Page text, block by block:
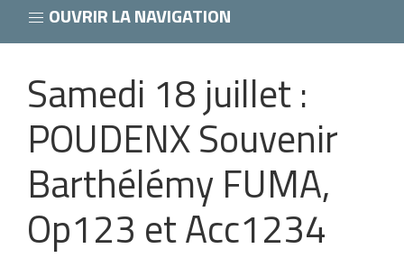
OUVRIR LA NAVIGATION
Samedi 18 juillet :
POUDENX Souvenir
Barthélémy FUMA,
Op123 et Acc1234